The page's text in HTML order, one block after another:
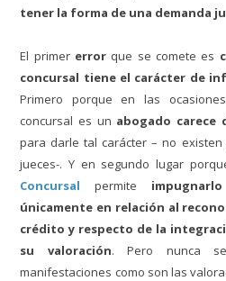
tener la forma de una demanda
El primer error que se comete es
concursal tiene el carácter de
Primero porque en las
concursal es un abogado carece
para darle tal carácter – no
jueces-. Y en segundo lugar
Concursal permite
únicamente en relación al
crédito y respecto de la
su valoración. Pero nunca
manifestaciones como son las